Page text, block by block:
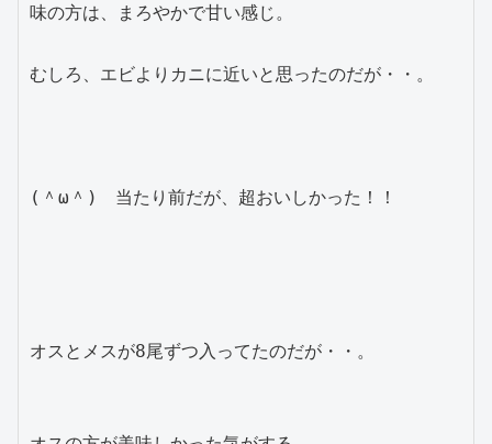
味の方は、まろやかで甘い感じ。
むしろ、エビよりカニに近いと思ったのだが・・。
(＾ω＾)　当たり前だが、超おいしかった！！
オスとメスが8尾ずつ入ってたのだが・・。